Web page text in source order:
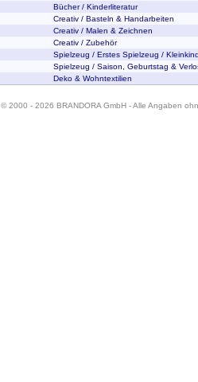
Bücher / Kinderliteratur
Creativ / Basteln & Handarbeiten
Creativ / Malen & Zeichnen
Creativ / Zubehör
Spielzeug / Erstes Spielzeug /
Spielzeug / Saison, Geburtstag &
Deko & Wohntextilien
© 2000 - 2026 BRANDORA GmbH - Alle Angaben